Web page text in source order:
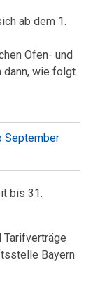
ab dem 1.
Ofen- und
dann, wie folgt
September
bis 31.
Tarifverträge
Bayern